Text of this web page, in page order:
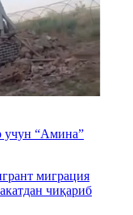
учун “Амина”
миграция
чиқариб